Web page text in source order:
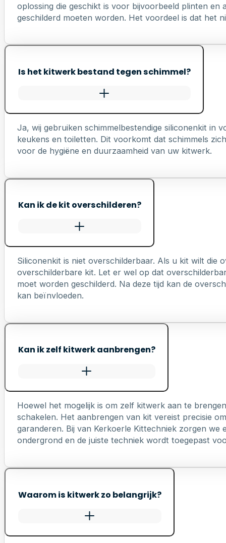
oplossing die geschikt is voor bijvoorbeeld plinten en
geschilderd moeten worden. Het voordeel is dat het
Is het kitwerk bestand tegen schimmel?
Ja, wij gebruiken schimmelbestendige siliconenkit in
keukens en toiletten. Dit voorkomt dat schimmels
voor de hygiëne en duurzaamheid van uw kitwerk.
Kan ik de kit overschilderen?
Siliconenkit is niet overschilderbaar. Als u kit wilt die
overschilderbare kit. Let er wel op dat
moet worden geschilderd. Na deze tijd kan de
kan beïnvloeden.
Kan ik zelf kitwerk aanbrengen?
Hoewel het mogelijk is om zelf kitwerk aan te
schakelen. Het aanbrengen van kit vereist precisie
garanderen. Bij van Kerkoerle Kittechniek zorgen
ondergrond en de juiste techniek wordt toegepast
Waarom is kitwerk zo belangrijk?